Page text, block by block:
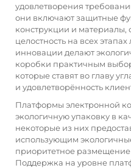
удовлетворения
они включают защитные
конструкции и
целостность на всех
инновации делают
коробки практичным
которые ставят во главу
и удовлетворённость
Платформы электронной
экологичную упаковку в
некоторые из них
использующим
приоритетное
Поддержка на уровне